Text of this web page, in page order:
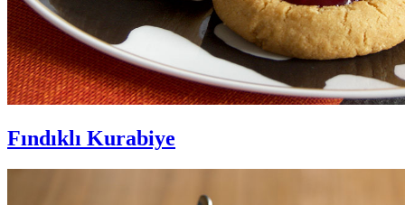
Fındıklı Kurabiye